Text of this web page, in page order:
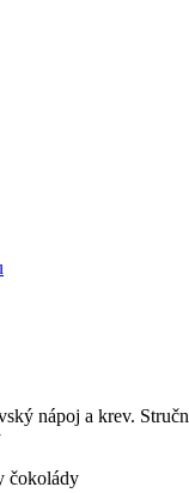
čokolády